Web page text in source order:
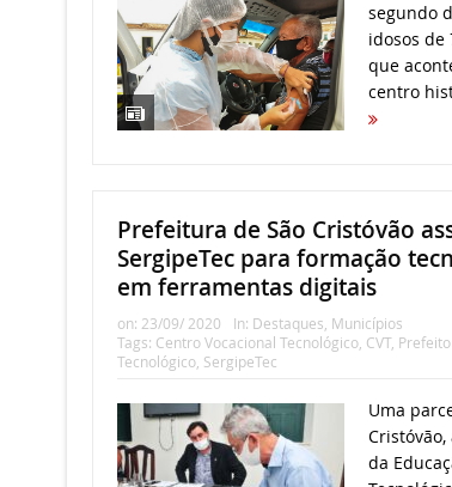
segundo
idosos de
que
centro
Prefeitura de São Cristóvão
SergipeTec para formação
em ferramentas digitais
on: 23/09/ 2020 In: Destaques Municípios
Tags: Centro Vocacional Tecnológico, CVT,
Tecnológico, SergipeTec
Uma
da